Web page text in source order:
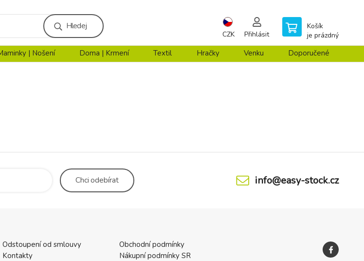
Hledej
CZK Přihlásit
Košík
je prázdný
| Nošení Doma | Krmení Textil Hračky Venku Doporučené
Chciodebírat info@easy-stock.cz
Odstoupení od smlouvy
Kontakty
Obchodní podmínky
Nákupní podmínky SR